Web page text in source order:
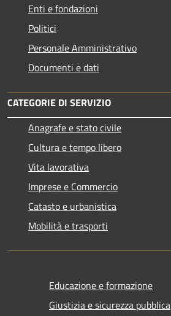
Enti e fondazioni
Politici
Personale Amministrativo
Documenti e dati
CATEGORIE DI SERVIZIO
Anagrafe e stato civile
Cultura e tempo libero
Vita lavorativa
Imprese e Commercio
Catasto e urbanistica
Mobilità e trasporti
Educazione e formazione
Giustizia e sicurezza pubblica